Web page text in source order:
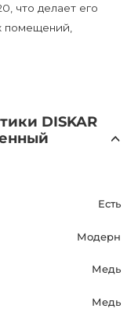
что делает его
помещений,
дизайн
Бра от
AnzAzo. У нас вы
а также гарантию
смогли получить
DISKAR
Есть
Модерн
Медь
Медь